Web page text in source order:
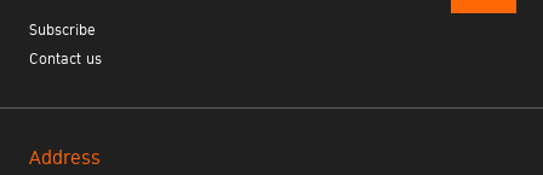
Subscribe
Contact us
Address